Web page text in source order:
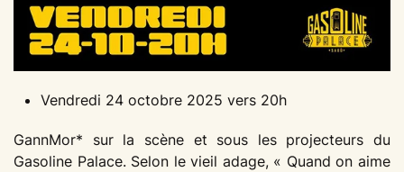
Vendredi 24 octobre 2025 vers 20h
GannMor* sur la scène et sous les projecteurs du
Gasoline Palace. Selon le vieil adage, « Quand on aime